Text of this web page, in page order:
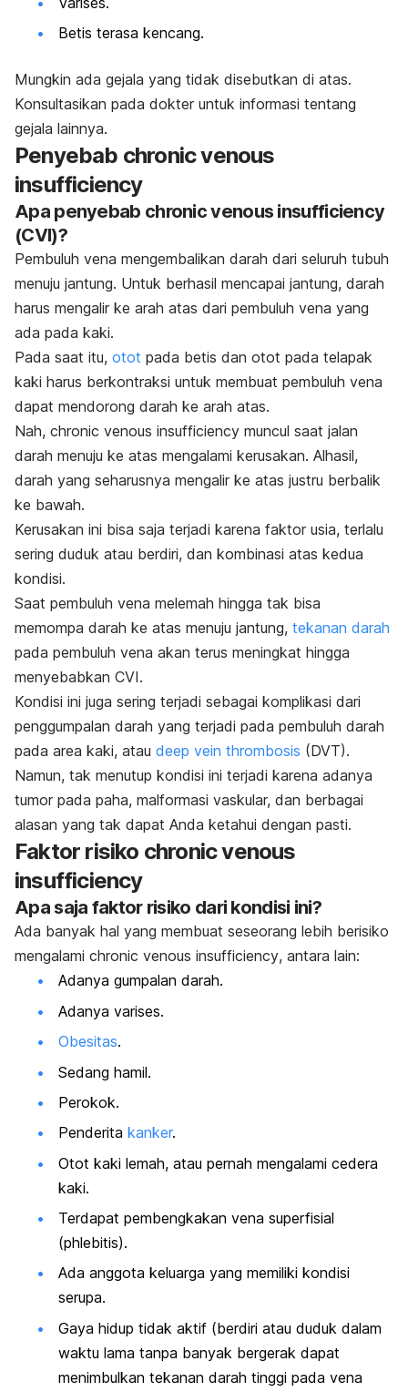
Betis terasa kencang.
Mungkin ada gejala yang tidak disebutkan di atas.
Konsultasikan pada dokter untuk informasi tentang
gejala lainnya.
Penyebab chronic venous
insufficiency
Apa penyebab chronic venous insufficiency
(CVI)?
Pembuluh vena mengembalikan darah dari seluruh tubuh
menuju jantung. Untuk berhasil mencapai jantung, darah
harus mengalir ke arah atas dari pembuluh vena yang
ada pada kaki.
Pada saat itu, otot pada betis dan otot pada telapak
kaki harus berkontraksi untuk membuat pembuluh vena
dapat mendorong darah ke arah atas.
Nah, chronic venous insufficiency muncul saat jalan
darah menuju ke atas mengalami kerusakan. Alhasil,
darah yang seharusnya mengalir ke atas justru berbalik
ke bawah.
Kerusakan ini bisa saja terjadi karena faktor usia, terlalu
sering duduk atau berdiri, dan kombinasi atas kedua
kondisi.
Saat pembuluh vena melemah hingga tak bisa
memompa darah ke atas menuju jantung, tekanan darah
pada pembuluh vena akan terus meningkat hingga
menyebabkan CVI.
Kondisi ini juga sering terjadi sebagai komplikasi dari
penggumpalan darah yang terjadi pada pembuluh darah
pada area kaki, atau deep vein thrombosis (DVT).
Namun, tak menutup kondisi ini terjadi karena adanya
tumor pada paha, malformasi vaskular, dan berbagai
alasan yang tak dapat Anda ketahui dengan pasti.
Faktor risiko chronic venous
insufficiency
Apa saja faktor risiko dari kondisi ini?
Ada banyak hal yang membuat seseorang lebih berisiko
mengalami chronic venous insufficiency, antara lain:
Adanya gumpalan darah.
Adanya varises.
Obesitas.
Sedang hamil.
Perokok.
Penderita kanker.
Otot kaki lemah, atau pernah mengalami cedera
kaki.
Terdapat pembengkakan vena superfisial
(phlebitis).
Ada anggota keluarga yang memiliki kondisi
serupa.
Gaya hidup tidak aktif (berdiri atau duduk dalam
waktu lama tanpa banyak bergerak dapat
menimbulkan tekanan darah tinggi pada vena